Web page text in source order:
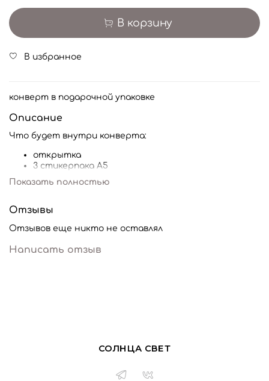
В корзину
В избранное
конверт в подарочной упаковке
Описание
Что будет внутри конверта:
открытка
3 стикерпака А5
3 мини пака
можете указать в комментариях к заказу ваши
Показать полностью
Отзывы
Отзывов еще никто не оставлял
Написать отзыв
СОЛНЦА СВЕТ